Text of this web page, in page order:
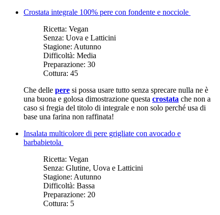
Crostata integrale 100% pere con fondente e nocciole
Ricetta: Vegan
Senza: Uova e Latticini
Stagione: Autunno
Difficoltà: Media
Preparazione: 30
Cottura: 45
Che delle pere si possa usare tutto senza sprecare nulla ne è
una buona e golosa dimostrazione questa crostata che non a
caso si fregia del titolo di integrale e non solo perché usa di
base una farina non raffinata!
Insalata multicolore di pere grigliate con avocado e
barbabietola
Ricetta: Vegan
Senza: Glutine, Uova e Latticini
Stagione: Autunno
Difficoltà: Bassa
Preparazione: 20
Cottura: 5